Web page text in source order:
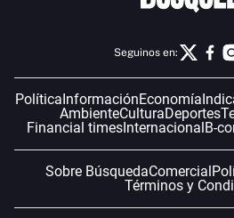
Seguinos en:
PolíticaInformaciónEconomía
AmbienteCulturaDeportes
Financial timesInternacionalB-
Sobre BúsquedaComercial
Términos y